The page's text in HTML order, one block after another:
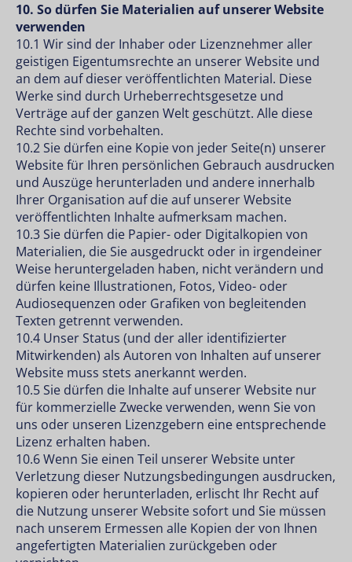
10. So dürfen Sie Materialien auf unserer Website
verwenden
10.1 Wir sind der Inhaber oder Lizenznehmer aller
geistigen Eigentumsrechte an unserer Website und
an dem auf dieser veröffentlichten Material. Diese
Werke sind durch Urheberrechtsgesetze und
Verträge auf der ganzen Welt geschützt. Alle diese
Rechte sind vorbehalten.
10.2 Sie dürfen eine Kopie von jeder Seite(n) unserer
Website für Ihren persönlichen Gebrauch ausdrucken
und Auszüge herunterladen und andere innerhalb
Ihrer Organisation auf die auf unserer Website
veröffentlichten Inhalte aufmerksam machen.
10.3 Sie dürfen die Papier- oder Digitalkopien von
Materialien, die Sie ausgedruckt oder in irgendeiner
Weise heruntergeladen haben, nicht verändern und
dürfen keine Illustrationen, Fotos, Video- oder
Audiosequenzen oder Grafiken von begleitenden
Texten getrennt verwenden.
10.4 Unser Status (und der aller identifizierter
Mitwirkenden) als Autoren von Inhalten auf unserer
Website muss stets anerkannt werden.
10.5 Sie dürfen die Inhalte auf unserer Website nur
für kommerzielle Zwecke verwenden, wenn Sie von
uns oder unseren Lizenzgebern eine entsprechende
Lizenz erhalten haben.
10.6 Wenn Sie einen Teil unserer Website unter
Verletzung dieser Nutzungsbedingungen ausdrucken,
kopieren oder herunterladen, erlischt Ihr Recht auf
die Nutzung unserer Website sofort und Sie müssen
nach unserem Ermessen alle Kopien der von Ihnen
angefertigten Materialien zurückgeben oder